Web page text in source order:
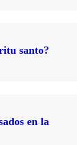
santo?
en la